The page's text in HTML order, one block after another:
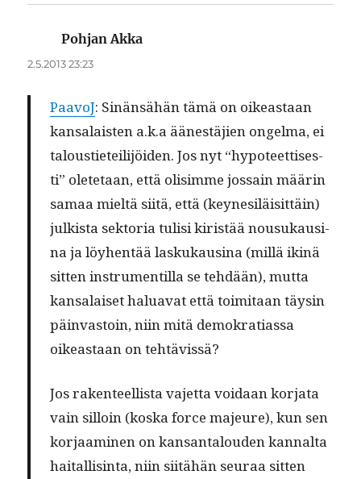
Pohjan Akka
2.5.2013 23:23
PaavoJ: Sinän­sähän tämä on oikeas­t­aan
kansalais­ten a.k.a äänestäjien ongel­ma, ei
talousti­eteil­i­jöi­den. Jos nyt “hypo­teet­tis­es­
ti” olete­taan, että olisimme jos­sain määrin
samaa mieltä siitä, että (key­ne­siläisit­täin)
julk­ista sek­to­ria tulisi kiristää nousukausi­
na ja löy­hen­tää laskukausi­na (mil­lä ikinä
sit­ten instru­men­til­la se tehdään), mut­ta
kansalaiset halu­a­vat että toim­i­taan täysin
päin­vas­toin, niin mitä demokra­ti­as­sa
oikeas­t­aan on tehtävissä?
Jos rak­en­teel­lista vajet­ta voidaan kor­ja­ta
vain sil­loin (kos­ka force majeure), kun sen
kor­jaami­nen on kansan­talouden kannal­ta
haitallis­in­ta, niin siitähän seu­raa sit­ten